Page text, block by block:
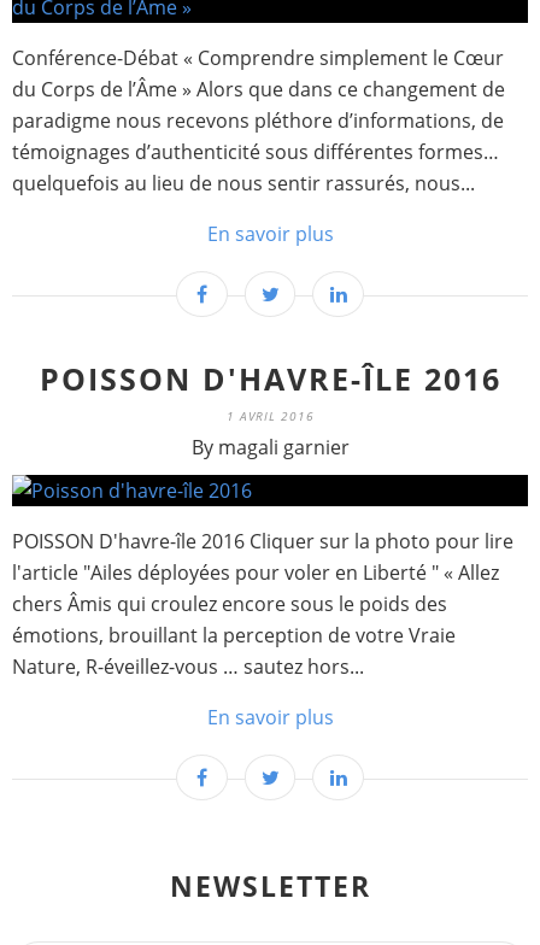
Conférence-Débat « Comprendre simplement le Cœur
du Corps de l’Âme » Alors que dans ce changement de
paradigme nous recevons pléthore d’informations, de
témoignages d’authenticité sous différentes formes…
quelquefois au lieu de nous sentir rassurés, nous...
En savoir plus
POISSON D'HAVRE-ÎLE 2016
1 AVRIL 2016
By magali garnier
POISSON D'havre-île 2016 Cliquer sur la photo pour lire
l'article "Ailes déployées pour voler en Liberté " « Allez
chers Âmis qui croulez encore sous le poids des
émotions, brouillant la perception de votre Vraie
Nature, R-éveillez-vous … sautez hors...
En savoir plus
NEWSLETTER